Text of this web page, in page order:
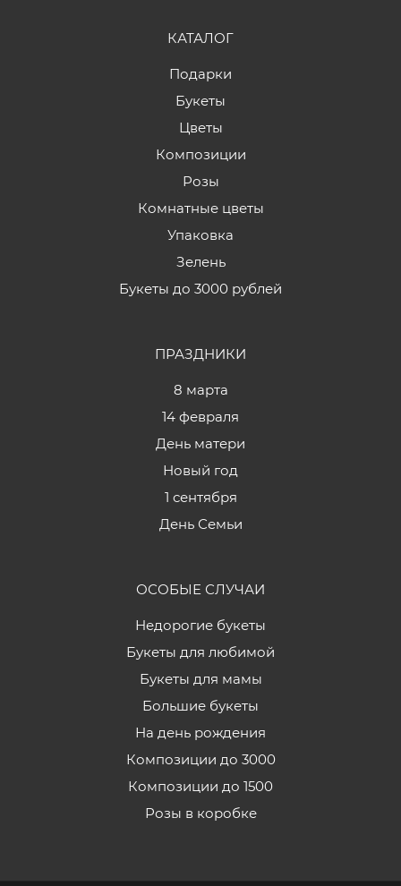
КАТАЛОГ
Подарки
Букеты
Цветы
Композиции
Розы
Комнатные цветы
Упаковка
Зелень
Букеты до 3000 рублей
ПРАЗДНИКИ
8 марта
14 февраля
День матери
Новый год
1 сентября
День Семьи
ОСОБЫЕ СЛУЧАИ
Недорогие букеты
Букеты для любимой
Букеты для мамы
Большие букеты
На день рождения
Композиции до 3000
Композиции до 1500
Розы в коробке